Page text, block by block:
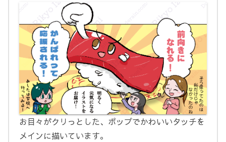
お目々がクリっとした、ポップでかわいいタッチを
メインに描いています。